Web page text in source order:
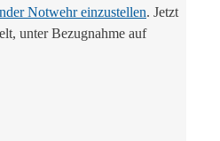
Notwehr einzustellen. Jetzt
unter Bezugnahme auf